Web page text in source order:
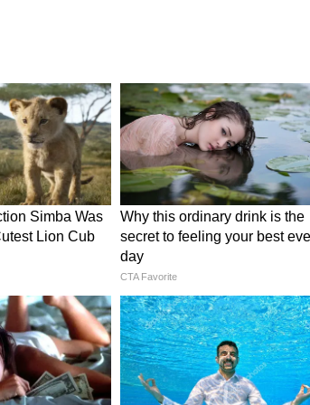
চিনি এবং দারচিনি, এলাচ, আদা
দিন শুরু করার জন্য একটি